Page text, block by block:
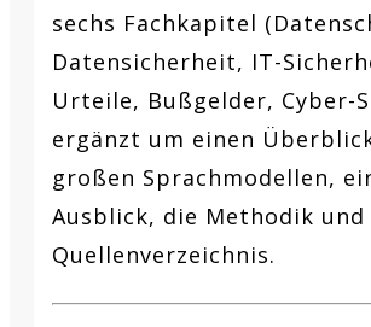
sechs Fachkapitel
Datensicherheit, IT-
Urteile, Bußgelder, Cyber-
ergänzt um einen
großen Sprachmodellen,
Ausblick, die Methodik und
Quellenverzeichnis.